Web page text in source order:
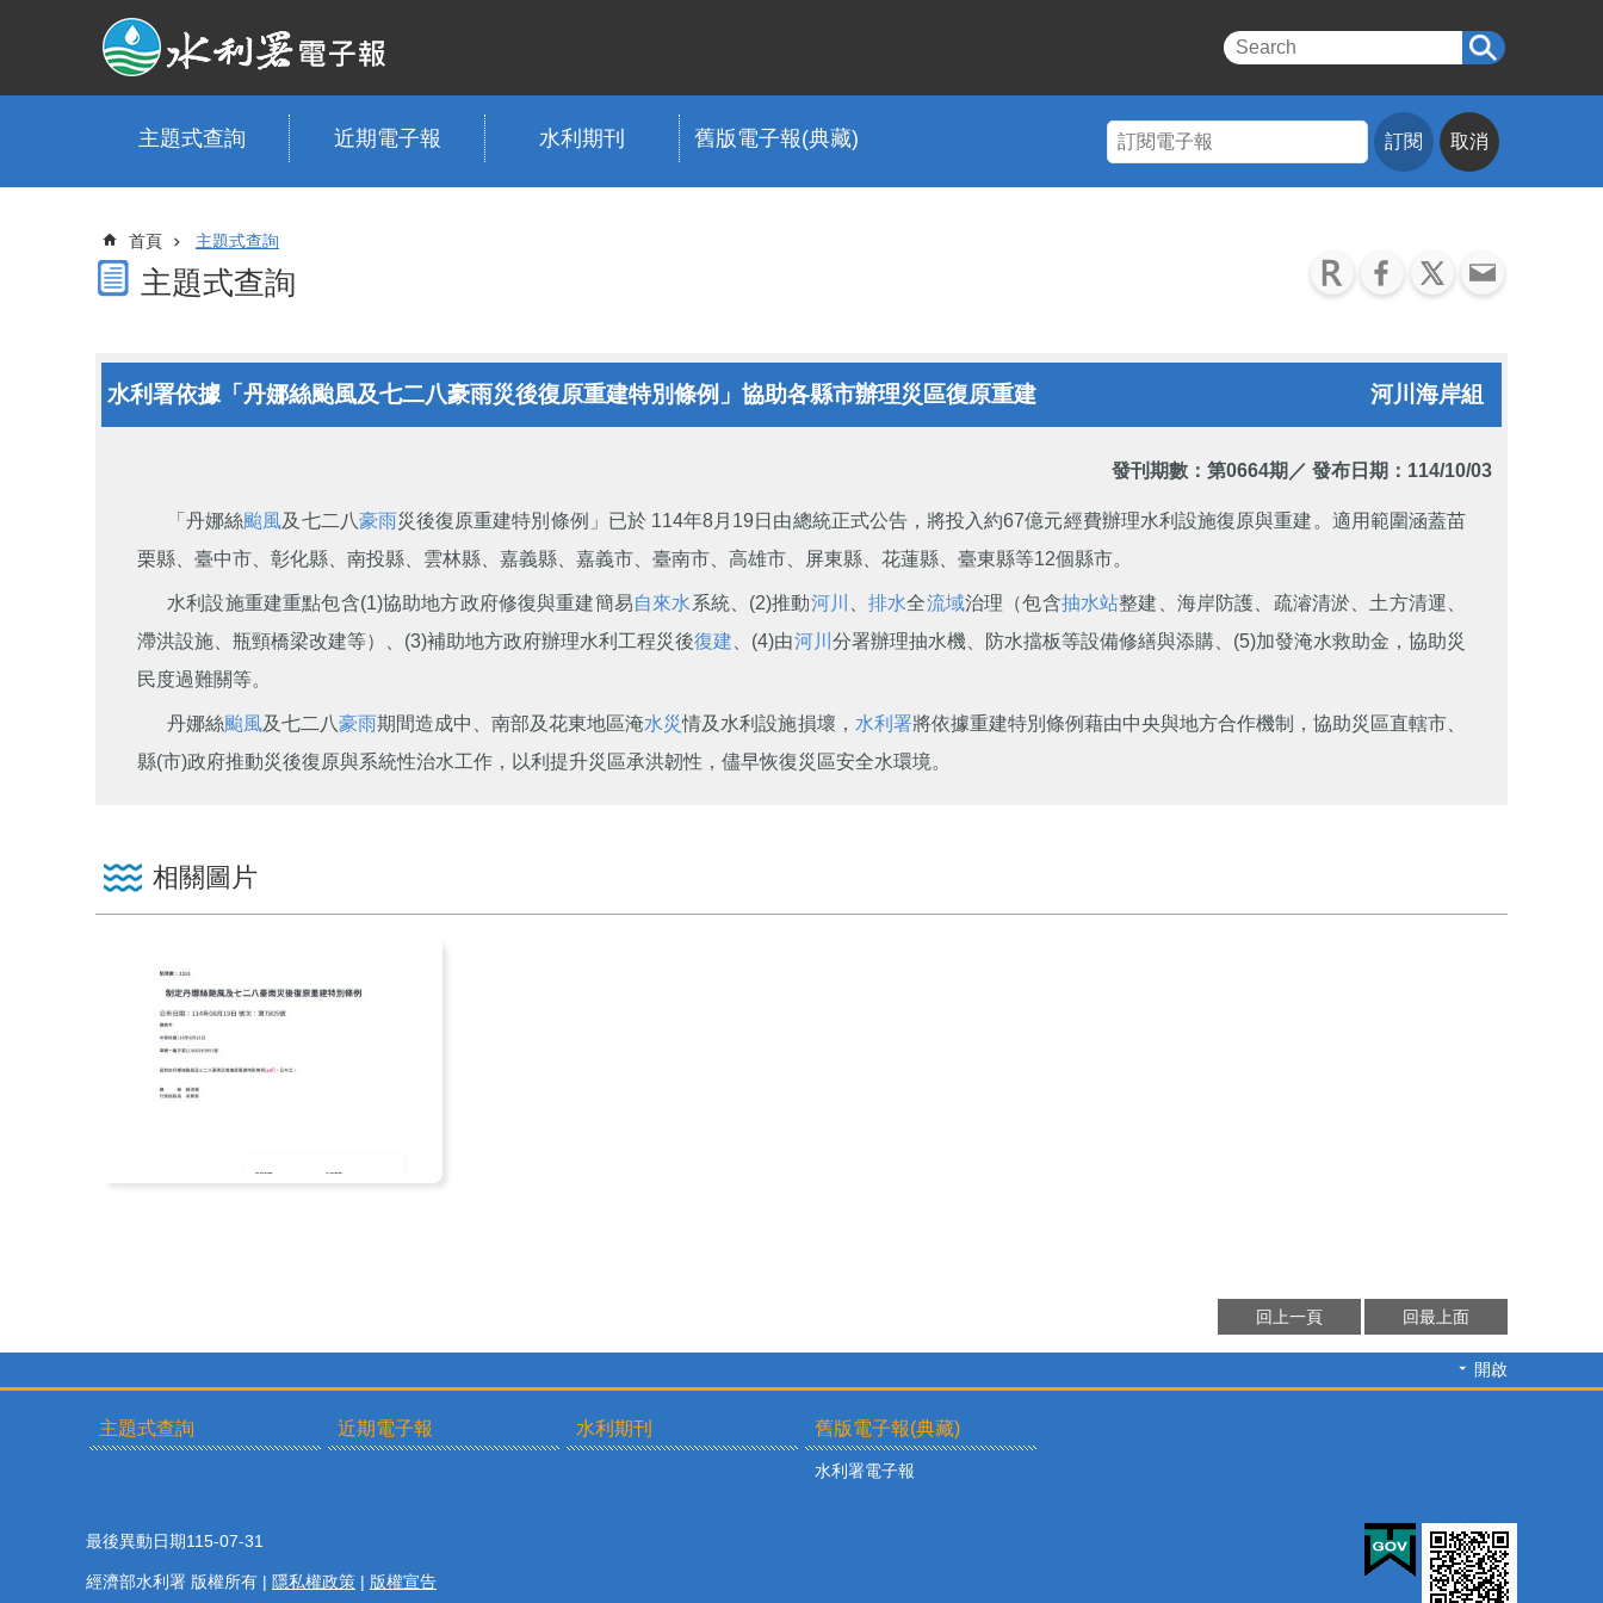
跳到主要內容區塊
主題式查詢 近期電子報 水利期刊 舊版電子報(典藏) 訂閱 取消
首頁 主題式查詢
主題式查詢
水利署依據「丹娜絲颱風及七二八豪雨災後復原重建特別條例」協助各縣市辦理災區復原重建 河川海岸組
發刊期數： 第0664期 ／ 發布日期：114/10/03
「丹娜絲颱風及七二八豪雨災後復原重建特別條例」已於 114年8月19日由總統正式公告，將投入約67億元經費辦理水利設施復原與重建。適用範圍涵蓋苗
栗縣、臺中市、彰化縣、南投縣、雲林縣、嘉義縣、嘉義市、臺南市、高雄市、屏東縣、花蓮縣、臺東縣等12個縣市。
水利設施重建重點包含(1)協助地方政府修復與重建簡易自來水系統、(2)推動河川 、排水全流域治理（包含抽水站整建、海岸防護、疏濬清淤、土方清運、
滯洪設施、瓶頸橋梁改建等）、(3)補助地方政府辦理水利工程災後復建 、(4)由河川 分署辦理抽水機、防水擋板等設備修繕與添購、(5)加發淹水救助金，協助災
民度過難關等。
丹娜絲颱風及七二八豪雨期間造成中、南部及花東地區淹水災情及水利設施損壞， 水利署將依據重建特別條例藉由中央與地方合作機制，協助災區直轄市、
縣(市)政府推動災後復原與系統性治水工作，以利提升災區承洪韌性，儘早恢復災區安全水環境。
相關圖片
回上一頁 回最上面
開啟
主題式查詢 近期電子報 水利期刊 舊版電子報(典藏)
水利署電子報
最後異動日期115-07-31
經濟部水利署 版權所有 | 隱私權政策 | 版權宣告